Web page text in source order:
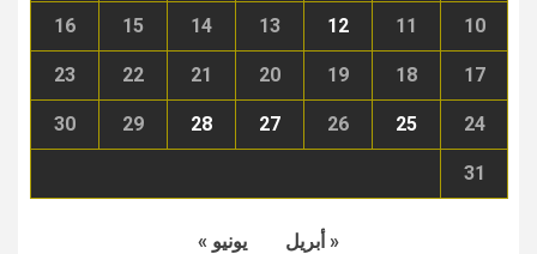
10
11
12
13
14
15
16
17
18
19
20
21
22
23
24
25
26
27
28
29
30
31
« أبريل يونيو »